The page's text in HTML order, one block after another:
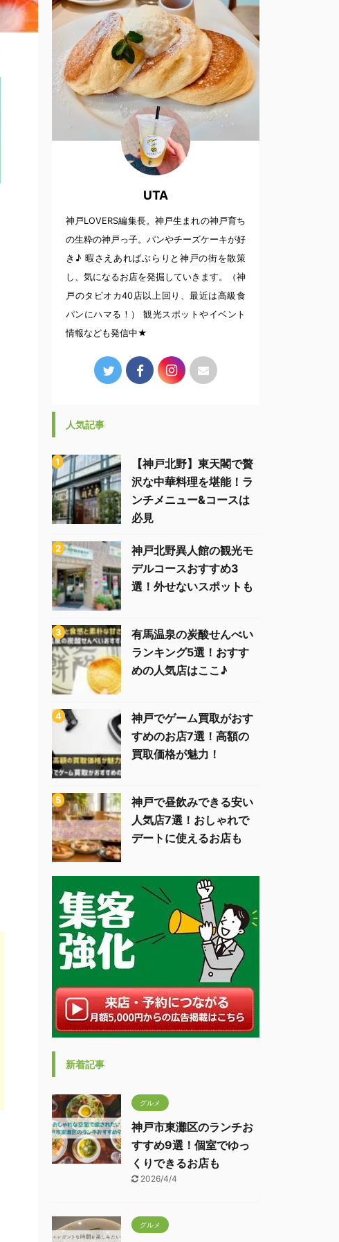
UTA
神戸LOVERS編集長。神戸生まれの神戸育ち
の生粋の神戸っ子。パンやチーズケーキが好
き♪ 暇さえあればぶらりと神戸の街を散策
し、気になるお店を発掘していきます。（神
戸のタピオカ40店以上回り、最近は高級食
パンにハマる！） 観光スポットやイベント
情報なども発信中★
人気記事
【神戸北野】東天閣で贅
沢な中華料理を堪能！ラ
ンチメニュー&コースは
必見
神戸北野異人館の観光モ
デルコースおすすめ3
選！外せないスポットも
有馬温泉の炭酸せんべい
ランキング5選！おすす
めの人気店はここ♪
神戸でゲーム買取がおす
すめのお店7選！高額の
買取価格が魅力！
神戸で昼飲みできる安い
人気店7選！おしゃれで
デートに使えるお店も
新着記事
グルメ
神戸市東灘区のランチお
すすめ9選！個室でゆっ
くりできるお店も
2026/4/4
グルメ